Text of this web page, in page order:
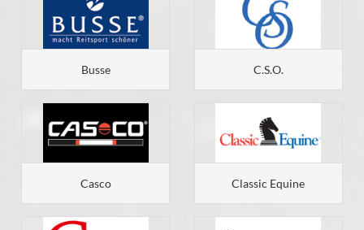
Busse C.S.O.
Casco Classic Equine